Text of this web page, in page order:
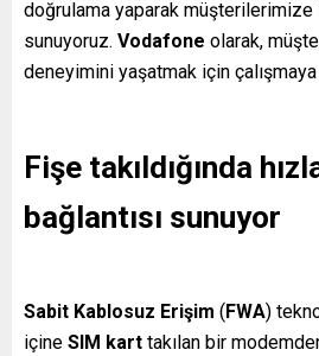
doğrulama yaparak müşterilerimize
sunuyoruz. Vodafone olarak,
deneyimini yaşatmak için
Fişe takıldığında
bağlantısı sunuyor
Sabit Kablosuz Erişim ( FWA)
içine SIM kart takılan bir